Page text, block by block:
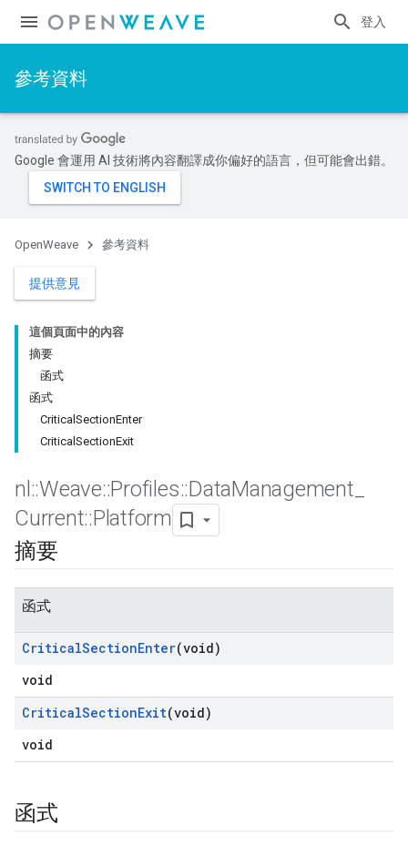
登入
參考資料
Google 會運用 AI 技術將內容翻譯成你偏好的語言，但可能會出錯。
OpenWeave 參考資料
提供意見
這個頁面中的內容
摘要
函式
函式
CriticalSectionEnter
CriticalSectionExit
nl ::Weave::Profiles::DataManagement
Current::Platform
摘要
函式
CriticalSectionEnter(void)
void
CriticalSectionExit(void)
void
函式